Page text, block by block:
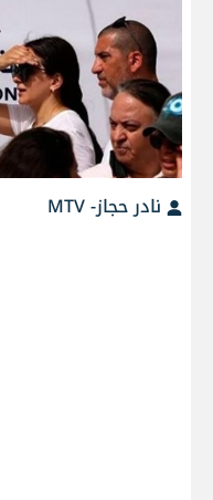
نادر حجاز- MTV